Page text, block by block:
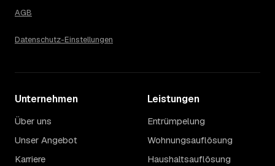
AGB
Datenschutz-Einstellungen
Unternehmen
Über uns
Unser Angebot
Karriere
Leistungen
Entrümpelung
Wohnungsauflösung
Haushaltsauflösung